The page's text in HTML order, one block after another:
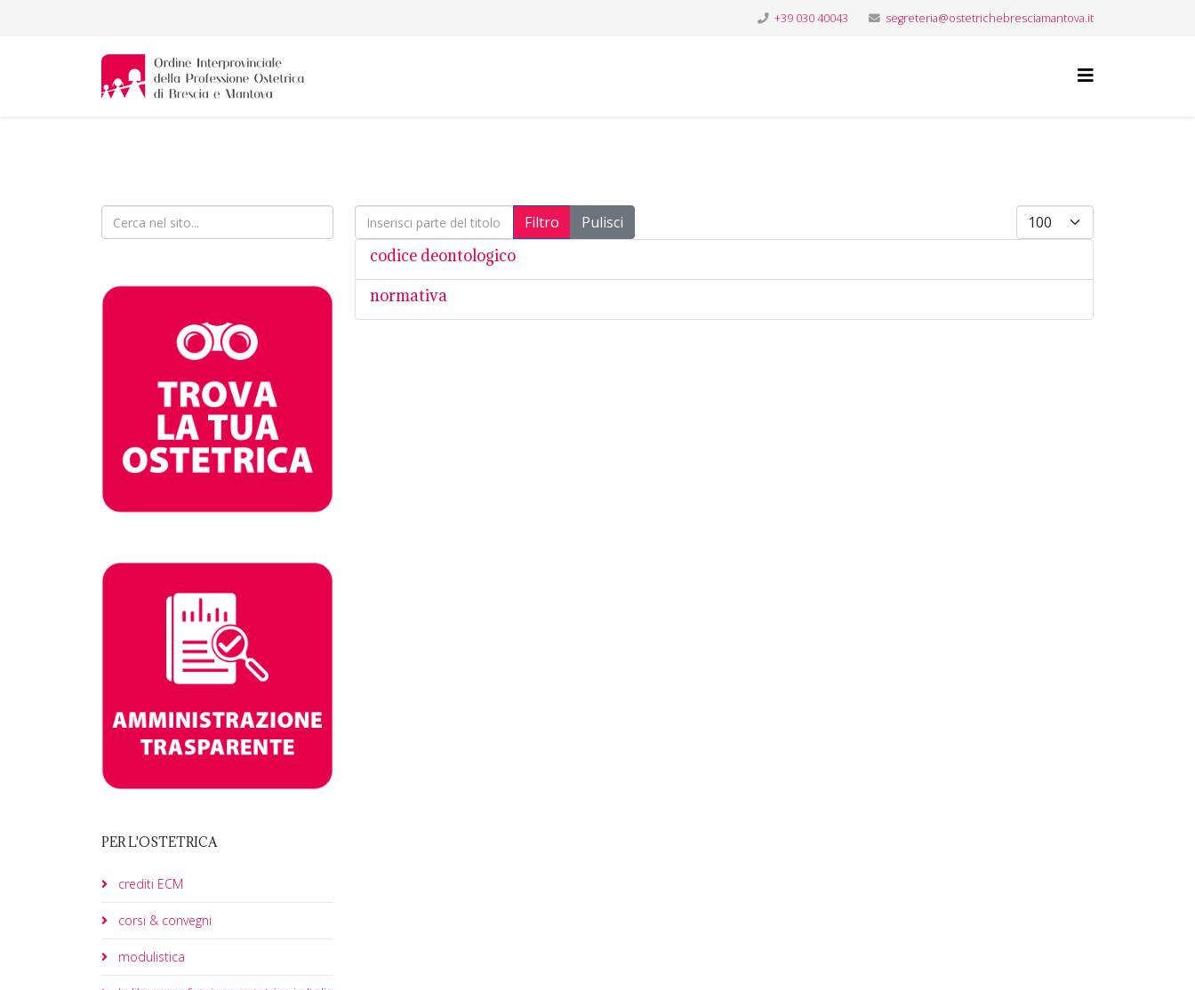
+39 030 40043 segreteria@ostetrichebresciamantova.it
PER L'OSTETRICA
crediti ECM
corsi & convegni
modulistica
Inserisci parte del titolo Filtro Pulisci Visualizza #
codice deontologico
normativa